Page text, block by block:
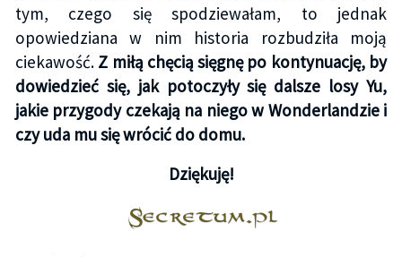
tym, czego się spodziewałam, to jednak
opowiedziana w nim historia rozbudziła moją
ciekawość. Z miłą chęcią sięgnę po kontynuację, by
dowiedzieć się, jak potoczyły się dalsze losy Yu,
jakie przygody czekają na niego w Wonderlandzie i
czy uda mu się wrócić do domu.
Dziękuję!